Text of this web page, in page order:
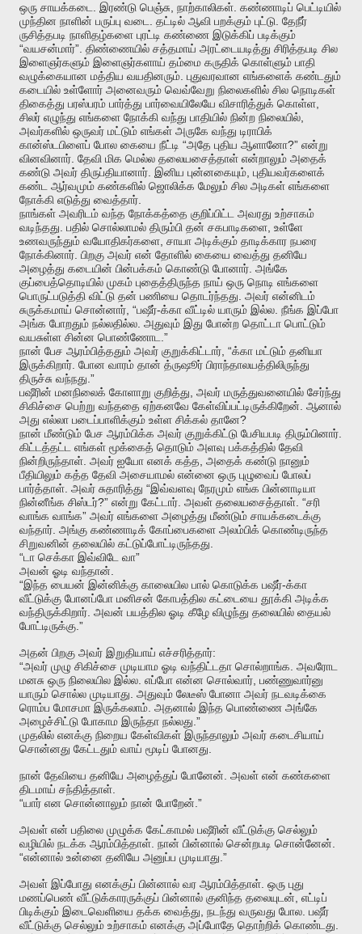
ஒரு சாயக்கடை இரண்டு பெஞ்சு நாற்காலிகள் கண்ணாடிப் பெட்டியில்
முந்தின நாளின் பருப்பு வடை தட்டில் ஆவி பறக்கும் புட்டு தேநீர்
ருசித்தபடி நாளிதழ்களை புரட்டி கண்ணை இடுக்கிப் படிக்கும்
“வயசன்மார்”. திண்ணையில் சத்தமாய் அரட்டையடித்து சிரித்தபடி சில
இளைஞர்களும் இளைஞர்களாய் தம்மை கருதிக் கொள்ளும் பாதி
வழுக்கையான மத்திய வயதினரும் புதுவரவான எங்களைக் கண்டதும்
கடையில் உள்ளோர் அனைவரும் வெவ்வேறு நிலைகளில் சில நொடிகள்
திகைத்து பரஸ்பரம் பார்த்து பார்வையிலேயே விசாரித்துக் கொள்ள
சிலர் எழுந்து எங்களை நோக்கி வந்து பாதியில் நின்ற நிலையில்
அவர்களில் ஒருவர் மட்டும் எங்கள் அருகே வந்து டிராபிக்
கான்ஸ்டபிளைப் போல கையை நீட்டி “அதே புதிய ஆளானோ?” என்று
வினவினார் தேவி மிக மெல்ல தலையசைத்தாள் என்றாலும் அதைக்
கண்டு அவர் திருப்தியானார் இனிய புன்னகையும் புதியவர்களைக்
கண்ட
ஆர்வமும் கண்களில் ஜொலிக்க மேலும் சில அடிகள் எங்களை
நோக்கி எடுத்து வைத்தார்
நாங்கள் அவரிடம் வந்த நோக்கத்தை குறிப்பிட்ட அவரது உற்சாகம்
வடிந்தது பதில் சொல்லாமல் திரும்பி தன் சகபாடிகளை உள்ளே
உணவருந்தும் வயோதிகர்களை சாயா அடிக்கும் தாடிக்கார நபரை
நோக்கினார் பிறகு அவர் என் தோளில் கையை வைத்து தனியே
அழைத்து கடையின் பின்பக்கம் கொண்டு போனார் அங்கே
குப்பைத்தொடியில் முகம் புதைத்திருந்த நாய் ஒரு நொடி எங்களை
பொருட்படுத்தி விட்டு தன் பணியை தொடர்ந்தது அவர் என்னிடம்
சுருக்கமாய் சொன்னார் , “பஷீர்-க்கா வீட்டில் யாரும் இல்ல நீங்க இப்போ
அங்க போறதும் நல்லதில்ல அதுவும் இது போன்ற தொட்டா பொட்டும்
வயசுள்ள சின்ன பொண்ணோட .”
நான் பேச ஆரம்பித்ததும் அவர் குறுக்கிட்டார் , “க்கா மட்டும் தனியா
இருக்கிறார் போன வாரம் தான் த்ருஷூர் பிராந்தாலயத்திலிருந்து
திருச்சு வந்நது .”
பஷீரின் மனநிலைக் கோளாறு குறித்து அவர் மருத்துவனையில் சேர்ந்து
சிகிச்சை பெற்று வந்ததை ஏற்கனவே கேள்விப்பட்டிருக்கிறேன் ஆனால்
அது எல்லா படைப்பாளிக்கும் உள்ள சிக்கல் தானே?
நான் மீண்டும் பேச ஆரம்பிக்க அவர் குறுக்கிட்டு பேசியபடி திரும்பினார்
கிட்டத்தட்ட எங்கள் மூக்கைத் தொடும் அளவு பக்கத்தில் தேவி
நின்றிருந்தாள் அவர் ஐயோ எனக் கத்த அதைக் கண்டு நானும்
பீதியிலும் கத்த தேவி அசையாமல் என்னை ஒரு புழுவைப் போலப்
பார்த்தாள் அவர் சுதாரித்து “இவ்வளவு நேரமும் எங்க பின்னாடியா
நின்னீங்க சிஸ்டர்?” என்று கேட்டார் அவள் தலையசைத்தாள் . “சரி
வாங்க வாங்க” அவர் எங்களை அழைத்து மீண்டும் சாயக்கடைக்கு
வந்தார் அங்கு கண்ணாடிக் கோப்பைகளை அலம்பிக் கொண்டிருந்த
சிறுவனின் தலையில் கட்டுப்போட்டிருந்தது
“டா செக்கா இவ்விடே வா”
அவன் ஓடி வந்தான்
“இந்த பையன் இன்னிக்கு காலையில பால் கொடுக்க பஷீர்-க்கா
வீட்டுக்கு போனப்போ மனிசன் கோபத்தில கட்டையை தூக்கி அடிக்க
வந்திருக்கிறார் அவன் பயத்தில ஓடி கீழே விழுந்து தலையில் தையல்
போட்டிருக்கு .”
அதன் பிறகு அவர் இறுதியாய் எச்சரித்தார்:
“அவர் முழு சிகிச்சை முடியாம ஓடி வந்திட்டதா சொல்றாங்க அவரோட
மனசு ஒரு நிலையில இல்ல எப்போ என்ன சொல்வார் பண்ணுவார்னு
யாரும் சொல்ல முடியாது அதுவும் லேடீஸ் போனா அவர் நடவடிக்கை
ரொம்ப மோசமா இருக்கலாம் அதனால் இந்த பொண்ணை அங்கே
அழைச்சிட்டு போகாம இருந்தா நல்லது .”
முதலில் எனக்கு நிறைய கேள்விகள் இருந்தாலும் அவர் கடைசியாய்
சொன்னது கேட்டதும் வாய் மூடிப் போனது
நான் தேவியை தனியே அழைத்துப் போனேன் அவள் என் கண்களை
திடமாய் சந்தித்தாள்
“யார் என சொன்னாலும் நான் போறேன் .”
அவள் என் பதிலை முழுக்க கேட்காமல் பஷீரின் வீட்டுக்கு செல்லும்
வழியில் நடக்க ஆரம்பித்தாள் நான் பின்னால் சென்றபடி சொன்னேன்
“என்னால் உன்னை தனியே அனுப்ப முடியாது .”
அவள் இப்போது எனக்குப் பின்னால் வர ஆரம்பித்தாள் ஒரு புது
மணப்பெண் வீட்டுக்காரருக்குப் பின்னால் குனிந்த தலையுடன் எட்டிப்
பிடிக்கும் இடைவெளியை தக்க வைத்து நடந்து வருவது போல பஷீர்
வீட்டுக்கு செல்லும் உற்சாகம் எனக்கு அப்போதே தொற்றிக் கொண்டது